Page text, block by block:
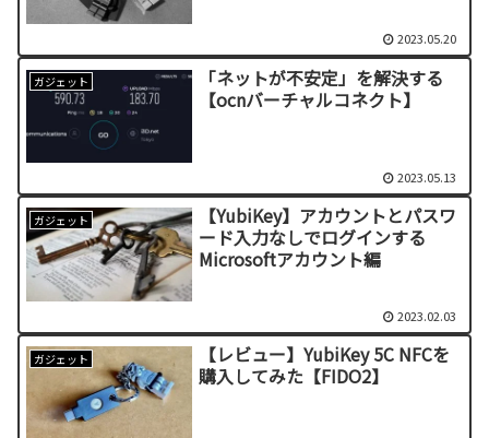
2023.05.20
ガジェット
「ネットが不安定」を解決する
【ocnバーチャルコネクト】
2023.05.13
ガジェット
【YubiKey】アカウントとパスワ
ード入力なしでログインする
Microsoftアカウント編
2023.02.03
ガジェット
【レビュー】YubiKey 5C NFCを
購入してみた【FIDO2】